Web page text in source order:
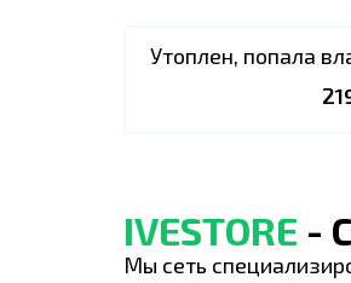
Утоплен, попала
IVESTORE -
Мы сеть